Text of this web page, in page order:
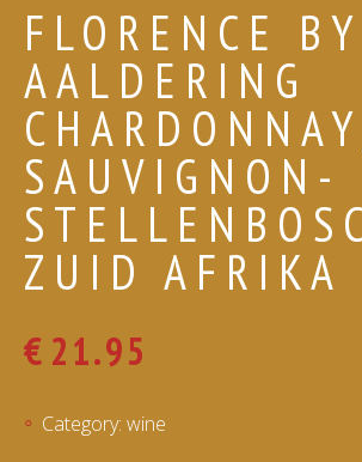
FLORENCE BY
AALDERING
SAUVIGNON-
ZUID AFRIKA
€ 21.95
Category: wine